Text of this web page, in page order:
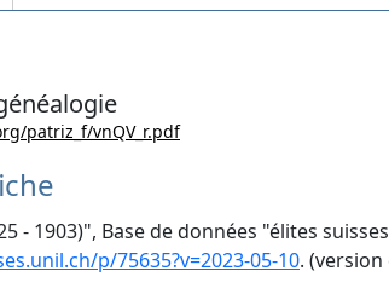
patriz_f/vnQV_r.pdf
- 1903)", Base de données "élites
p/75635?v=2023-05-10. (version